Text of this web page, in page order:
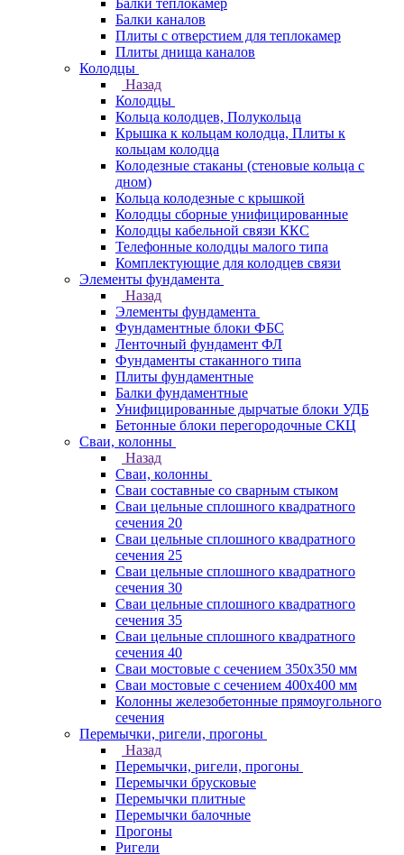
Балки теплокамер
Балки каналов
Плиты с отверстием для теплокамер
Плиты днища каналов
Колодцы
Назад
Колодцы
Кольца колодцев, Полукольца
Крышка к кольцам колодца, Плиты к
кольцам колодца
Колодезные стаканы (стеновые кольца с
дном)
Кольца колодезные с крышкой
Колодцы сборные унифицированные
Колодцы кабельной связи ККС
Телефонные колодцы малого типа
Комплектующие для колодцев связи
Элементы фундамента
Назад
Элементы фундамента
Фундаментные блоки ФБС
Ленточный фундамент ФЛ
Фундаменты стаканного типа
Плиты фундаментные
Балки фундаментные
Унифицированные дырчатые блоки УДБ
Бетонные блоки перегородочные СКЦ
Сваи, колонны
Назад
Сваи, колонны
Сваи составные со сварным стыком
Сваи цельные сплошного квадратного
сечения 20
Сваи цельные сплошного квадратного
сечения 25
Сваи цельные сплошного квадратного
сечения 30
Сваи цельные сплошного квадратного
сечения 35
Сваи цельные сплошного квадратного
сечения 40
Сваи мостовые с сечением 350х350 мм
Сваи мостовые с сечением 400х400 мм
Колонны железобетонные прямоугольного
сечения
Перемычки, ригели, прогоны
Назад
Перемычки, ригели, прогоны
Перемычки брусковые
Перемычки плитные
Перемычки балочные
Прогоны
Ригели